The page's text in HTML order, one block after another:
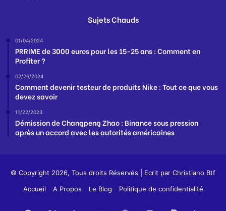
Sujets Chauds
01/04/2024
PRRIME de 3000 euros pour les 15-25 ans : Comment en
Profiter ?
02/26/2024
Comment devenir testeur de produits Nike : Tout ce que vous
devez savoir
11/22/2023
Démission de Changpeng Zhao : Binance sous pression
après un accord avec les autorités américaines
© Copyright 2026, Tous droits Réservés | Ecrit par Christiano Btf
Accueil
A Propos Le Blog Politique de confidentialité